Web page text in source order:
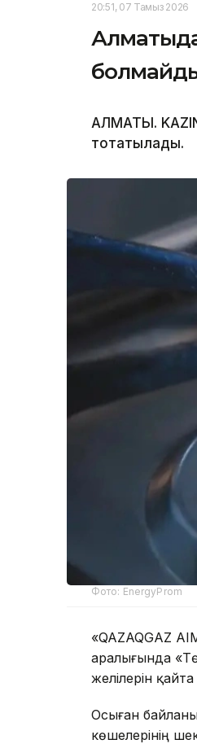
20:51, 07 Тамыз 2026
АЛМАТЫ.
тоқтатылады.
Фото: EnergyProm
«QAZAQGAZ
аралығында
желілерін
Осыған
көшелерінің